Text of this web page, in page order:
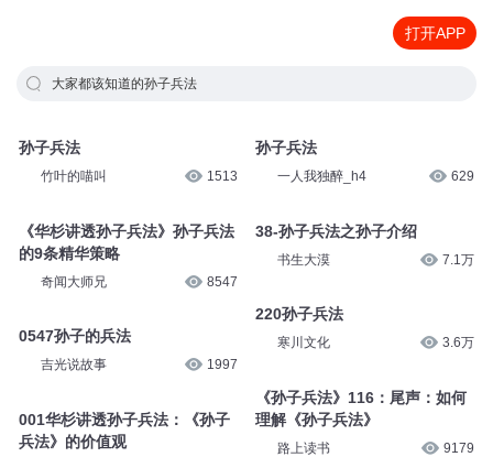
打开APP
大家都该知道的孙子兵法
孙子兵法
竹叶的喵叫 1513
《华杉讲透孙子兵法》孙子兵法
的9条精华策略
奇闻大师兄 8547
0547孙子的兵法
吉光说故事 1997
001华杉讲透孙子兵法：《孙子
兵法》的价值观
孙子兵法
一人我独醉_h4 629
38-孙子兵法之孙子介绍
书生大漠 7.1万
220孙子兵法
寒川文化 3.6万
《孙子兵法》116：尾声：如何
理解《孙子兵法》
路上读书 9179